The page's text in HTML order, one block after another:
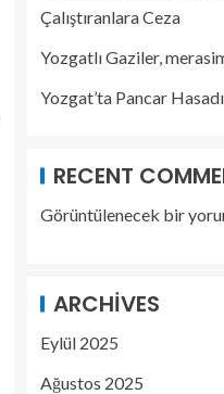
Çalıştıranlara Ceza
Yozgatlı Gaziler,
Yozgat’ta Pancar
RECENT
Görüntülenecek bir
ARCHIVES
Eylül 2025
Ağustos 2025